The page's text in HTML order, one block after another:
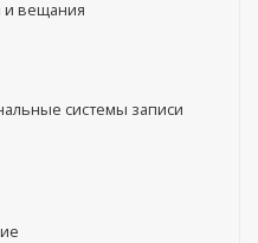
и вещания
системы записи